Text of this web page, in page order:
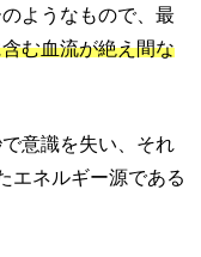
ようなもので、最
む血流が絶え間な
意識を失い、それ
エネルギー源である